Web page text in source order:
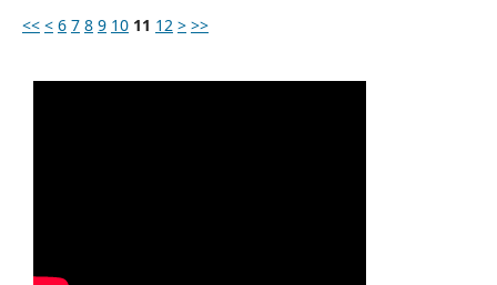
<< < 6 7 8 9 10 11 12 > >>